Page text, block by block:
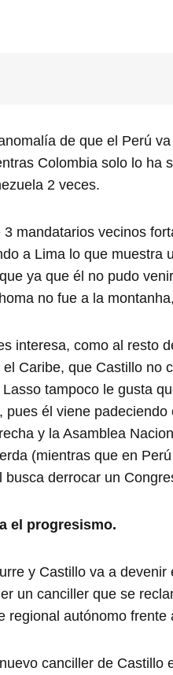
de que el Perú
Colombia solo lo ha
2 veces.
3 mandatarios vecinos
a Lima lo que muestra
ya que él no pudo
no fue a la
interesa, como al resto
Caribe, que Castillo no
tampoco le gusta
pues él viene
y la Asamblea
(mientras que en
busca derrocar un
el progresismo.
y Castillo va a
un canciller que se
regional autónomo frente
canciller de Castillo